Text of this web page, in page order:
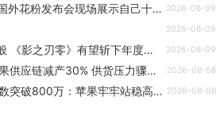
华为5G手机海外回归：有国外花粉发布会现场展示自己十年藏品 激动到不行 2026-08-09
2026-08-09
外媒:《轮回之兽》反响一般 《影之刃零》有望斩下年度大奖 2026-08-09
iPhone 17本月或调价：苹果供应链减产30% 供货压力骤然加剧 2026-08-08
iPhone 17系列京东评价总数突破800万：苹果牢牢站稳高端市场 2026-08-08